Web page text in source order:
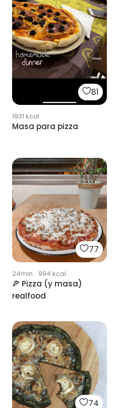
81
1931 kcal
Masa para pizza
77
24min · 994 kcal
🍕 Pizza (y masa)
realfood
74